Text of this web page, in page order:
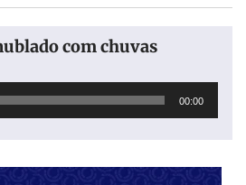
com chuvas
00:00